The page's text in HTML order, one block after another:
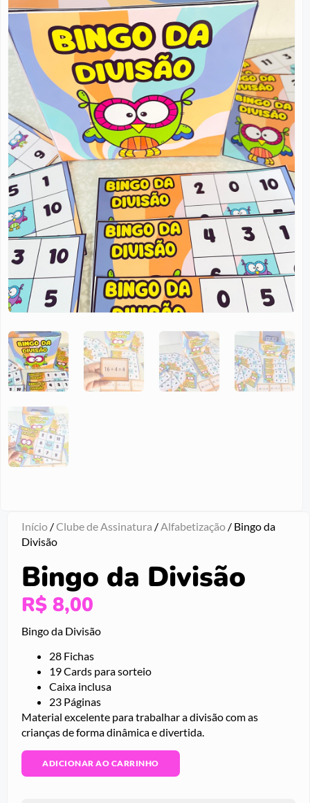
Início /Clube de Assinatura /Alfabetização / Bingo da
Divisão
Bingo da Divisão
R$ 8,00
Bingo da Divisão
28 Fichas
19 Cards para sorteio
Caixa inclusa
23 Páginas
Material excelente para trabalhar a divisão com as
crianças de forma dinâmica e divertida.
ADICIONAR AO CARRINHO